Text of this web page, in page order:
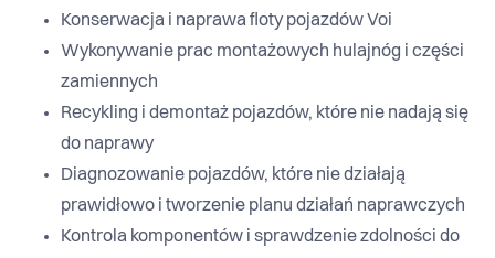
Konserwacja i naprawa floty pojazdów Voi
Wykonywanie prac montażowych hulajnóg i części
zamiennych
Recykling i demontaż pojazdów, które nie nadają się
do naprawy
Diagnozowanie pojazdów, które nie działają
prawidłowo i tworzenie planu działań naprawczych
Kontrola komponentów i sprawdzenie zdolności do